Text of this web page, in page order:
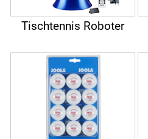
Tischtennis Roboter